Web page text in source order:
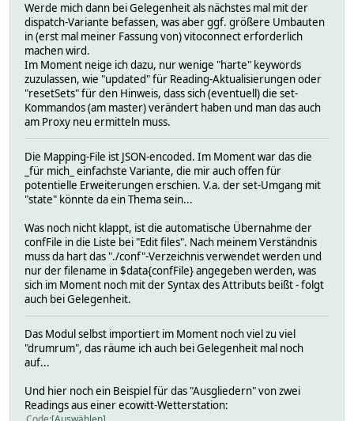
Werde mich dann bei Gelegenheit als nächstes mal mit der
dispatch-Variante befassen, was aber ggf. größere Umbauten
in (erst mal meiner Fassung von) vitoconnect erforderlich
machen wird.
Im Moment neige ich dazu, nur wenige "harte" keywords
zuzulassen, wie "updated" für Reading-Aktualisierungen oder
"resetSets" für den Hinweis, dass sich (eventuell) die set-
Kommandos (am master) verändert haben und man das auch
am Proxy neu ermitteln muss.
Die Mapping-File ist JSON-encoded. Im Moment war das die
_für mich_ einfachste Variante, die mir auch offen für
potentielle Erweiterungen erschien. V.a. der set-Umgang mit
"state" könnte da ein Thema sein...
Was noch nicht klappt, ist die automatische Übernahme der
confFile in die Liste bei "Edit files". Nach meinem Verständnis
muss da hart das "./conf"-Verzeichnis verwendet werden und
nur der filename in $data{confFile} angegeben werden, was
sich im Moment noch mit der Syntax des Attributs beißt - folgt
auch bei Gelegenheit.
Das Modul selbst importiert im Moment noch viel zu viel
"drumrum", das räume ich auch bei Gelegenheit mal noch
auf...
Und hier noch ein Beispiel für das "Ausgliedern" von zwei
Readings aus einer ecowitt-Wetterstation: